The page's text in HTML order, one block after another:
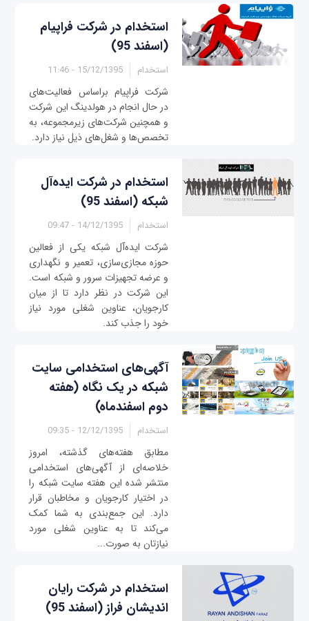
استخدام در شرکت فراپیام
(اسفند 95)
استخدام 15/12/1395 - 11:46
شرکت فراپیام براساس فعالیت‌های
در حال انجام در هولدینگ این شرکت
و همچنین شرکت‌های زیرمجموعه، به
تخصص‌ها و شغل‌های ذیل نیاز دارد.
استخدام در شرکت ایده‌آل
شبکه (اسفند 95)
استخدام 14/12/1395 - 09:47
شرکت ایده‌آل شبکه یکی از فعالین
حوزه مجازی‌سازی، تعمیر و نگهداری
و عرضه تجهیزات سرور و شبکه است.
این شرکت در نظر دارد تا از میان
کارجویان، عناوین شغلی مورد نیاز
خود را جذب کند.
آگهی‌های استخدامی سایت
شبکه در یک نگاه (هفته
دوم اسفندماه)
استخدام 12/12/1395 - 09:35
مطابق هفته‌های گذشته، امروز
خلاصه‌ای از آگهی‌های استخدامی
منتشر شده این هفته سایت شبکه را
در اختیار کارجویان و مخاطبان قرار
دارد. این جمع‌بندی به شما کمک
می‌کند تا به عناوین شغلی مورد
نیازتان به صورت...
استخدام در شرکت رایان
اندیشان فراز (اسفند 95)